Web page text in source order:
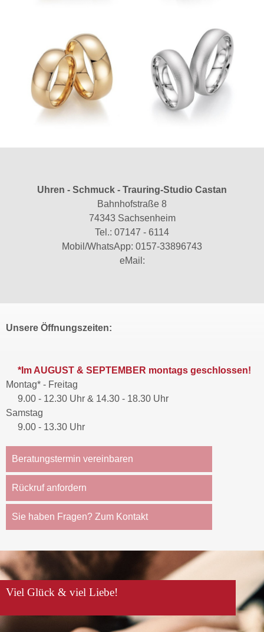
Uhren - Schmuck - Trauring-Studio Castan
Bahnhofstraße 8
74343 Sachsenheim
Tel.: 07147 - 6114
Mobil/WhatsApp: 0157-33896743
eMail:
Unsere Öffnungszeiten:
*Im AUGUST & SEPTEMBER montags geschlossen!
Montag* - Freitag
9.00 - 12.30 Uhr & 14.30 - 18.30 Uhr
Samstag
9.00 - 13.30 Uhr
Beratungstermin vereinbaren
Rückruf anfordern
Sie haben Fragen? Zum Kontakt
Viel Glück & viel Liebe!